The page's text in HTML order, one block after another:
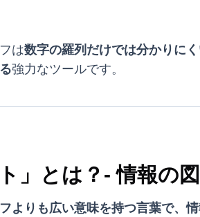
は数字の羅列だけでは分かりに
強力なツールです。
ト」とは？- 情報の
よりも広い意味を持つ言葉で、